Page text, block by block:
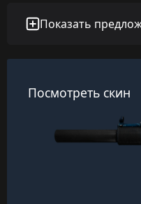
Показать
Посмотреть скин